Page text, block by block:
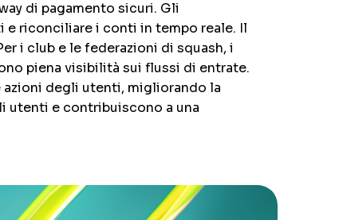
di pagamento sicuri. Gli
riconciliare i conti in tempo reale. Il
i club e le federazioni di squash, i
piena visibilità sui flussi di entrate.
azioni degli utenti, migliorando la
utenti e contribuiscono a una